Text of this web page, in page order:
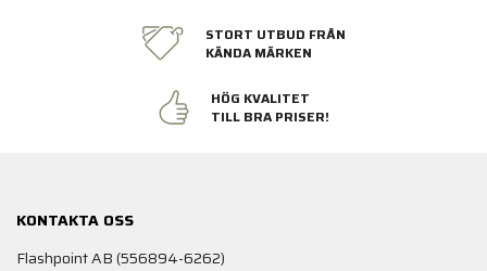
STORT UTBUD FRÅN
KÄNDA MÄRKEN
HÖG KVALITET
TILL BRA PRISER!
KONTAKTA OSS
Flashpoint AB (556894-6262)